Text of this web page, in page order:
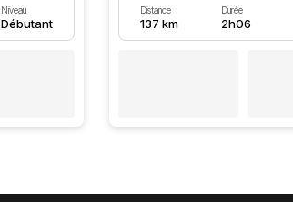
Niveau
Débutant
Distance
137 km
Durée
2h06